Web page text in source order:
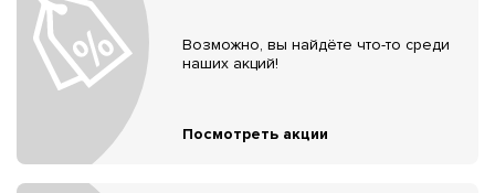
Возможно, вы найдёте что-то среди
наших акций!
Посмотреть акции